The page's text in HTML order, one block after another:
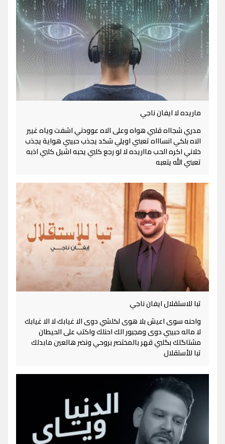
ماريده لا ايفان ناجي
مدري شجااه قلبي هواه وعلى الاه عوودني اشفت وياه غيير
الاه بلكي انساااه تعبني اويلي شكد يجذب حبيبي هواية يجذب
خلاني اكره الحب مااريده لا لو رجع كلبي يحبه اشيل كلبي اذبه
تعبني الله يتعبه
تبا للاستقلال ايفان ناجي
واحنه سوى اعيش بلا هوى لكلشي دوى الا غيابك لا الا غيابك
لا ماله حبيبي دوى ومجبور الك احنلك واكتب على الحيطان
مشتاگلك بگلبي قهر بالمختصر بروحي ونضر هالعين مابدلك
تبا للأستقلال